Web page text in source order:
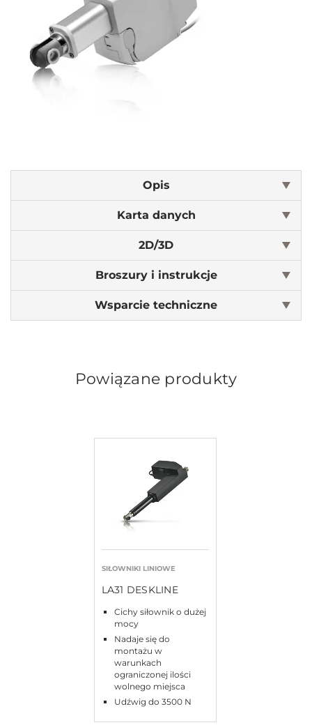
Opis
Karta danych
2D/3D
Broszury i instrukcje
Wsparcie techniczne
Powiązane produkty
SIŁOWNIKI LINIOWE
LA31 DESKLINE
Cichy siłownik o dużej
mocy
Nadaje się do
montażu w
warunkach
ograniczonej ilości
wolnego miejsca
Udźwig do 3500 N